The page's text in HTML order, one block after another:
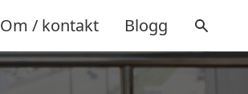
Om / kontakt Blogg